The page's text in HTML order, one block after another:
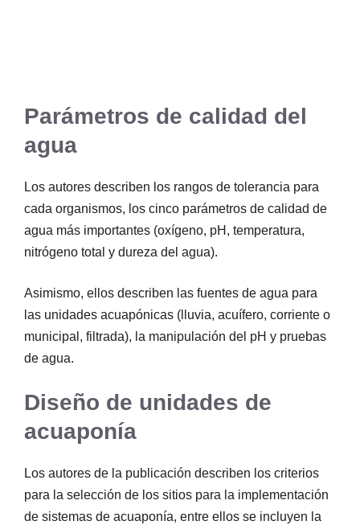
Parámetros de calidad del
agua
Los autores describen los rangos de tolerancia para
cada organismos, los cinco parámetros de calidad de
agua más importantes (oxígeno, pH, temperatura,
nitrógeno total y dureza del agua).
Asimismo, ellos describen las fuentes de agua para
las unidades acuapónicas (lluvia, acuífero, corriente o
municipal, filtrada), la manipulación del pH y pruebas
de agua.
Diseño de unidades de
acuaponía
Los autores de la publicación describen los criterios
para la selección de los sitios para la implementación
de sistemas de acuaponía, entre ellos se incluyen la